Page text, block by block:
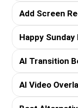
Add Screen
Happy
AI Transition
AI Video